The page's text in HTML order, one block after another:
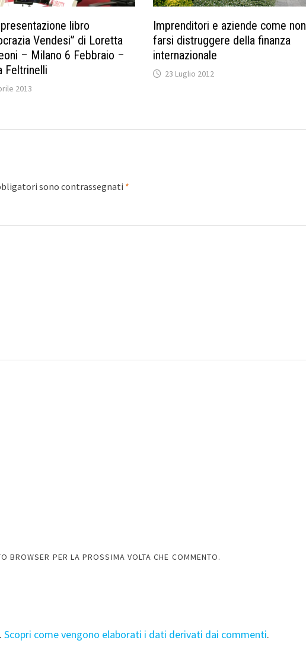
libro
Vendesi” di Loretta
– Milano 6 Febbraio –
Feltrinelli
2013
Imprenditori e aziende come non
farsi distruggere della finanza
internazionale
23 Luglio 2012
sono contrassegnati *
BROWSER PER LA PROSSIMA VOLTA CHE COMMENTO.
Scopri come vengono elaborati i dati derivati dai commenti.